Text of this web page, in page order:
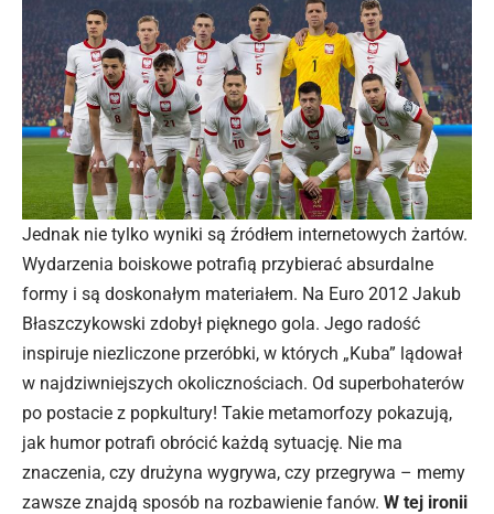
Jednak nie tylko wyniki są źródłem internetowych żartów.
Wydarzenia boiskowe potrafią przybierać absurdalne
formy i są doskonałym materiałem. Na Euro 2012 Jakub
Błaszczykowski zdobył pięknego gola. Jego radość
inspiruje niezliczone przeróbki, w których „Kuba” lądował
w najdziwniejszych okolicznościach. Od superbohaterów
po postacie z popkultury! Takie metamorfozy pokazują,
jak humor potrafi obrócić każdą sytuację. Nie ma
znaczenia, czy drużyna wygrywa, czy przegrywa – memy
zawsze znajdą sposób na rozbawienie fanów. W tej ironii